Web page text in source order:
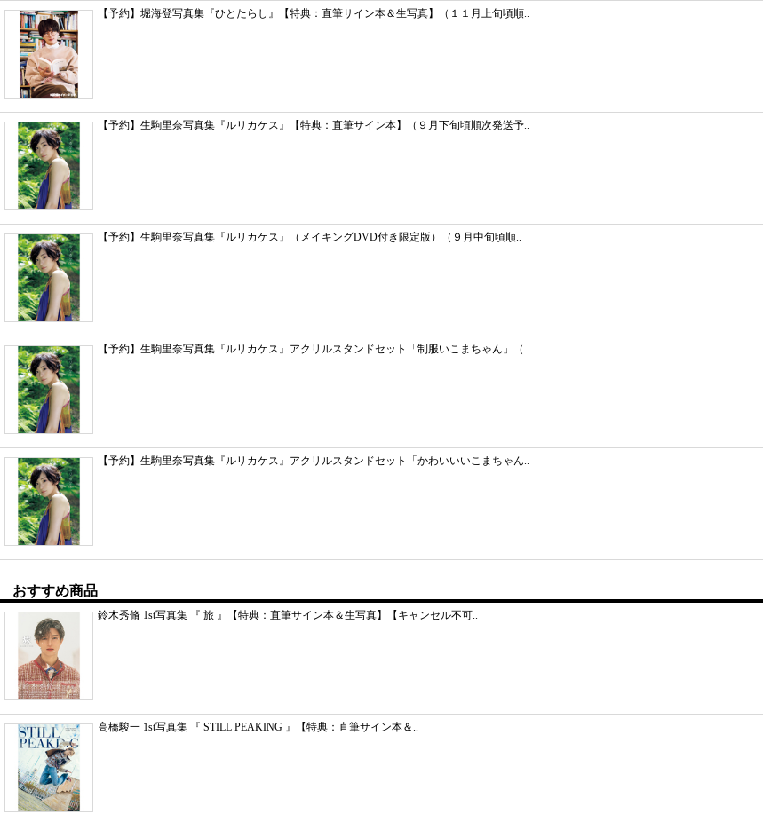
【予約】堀海登写真集『ひとたらし』【特典：直筆サイン本＆生写真】（１１月上旬頃順..
【予約】生駒里奈写真集『ルリカケス』【特典：直筆サイン本】（９月下旬頃順次発送予..
【予約】生駒里奈写真集『ルリカケス』（メイキングDVD付き限定版）（９月中旬頃順..
【予約】生駒里奈写真集『ルリカケス』アクリルスタンドセット「制服いこまちゃん」（..
【予約】生駒里奈写真集『ルリカケス』アクリルスタンドセット「かわいいいこまちゃん..
おすすめ商品
鈴木秀脩 1st写真集 『 旅 』【特典：直筆サイン本＆生写真】【キャンセル不可..
高橋駿一 1st写真集 『 STILL PEAKING 』【特典：直筆サイン本＆..